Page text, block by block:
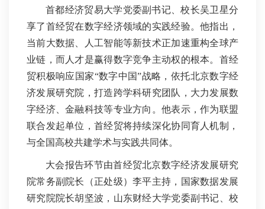
首都经济贸易大学党委副书记、校长吴卫星分
享了首经贸在数字经济领域的实践经验。他指出，
当前大数据、人工智能等新技术正加速重构全球产
业链，而人才是赢得数字竞争主动权的根本。首经
贸积极响应国家“数字中国”战略，依托北京数字经
济发展研究院，打造跨学科研究团队，大力发展数
字经济、金融科技等专业方向。他表示，作为联盟
联合发起单位，首经贸将持续深化协同育人机制，
与全国高校共建学术与实践共同体。
大会报告环节由首经贸北京数字经济发展研究
院常务副院长（正处级）李平主持，国家数据发展
研究院院长胡坚波，山东财经大学党委副书记、校